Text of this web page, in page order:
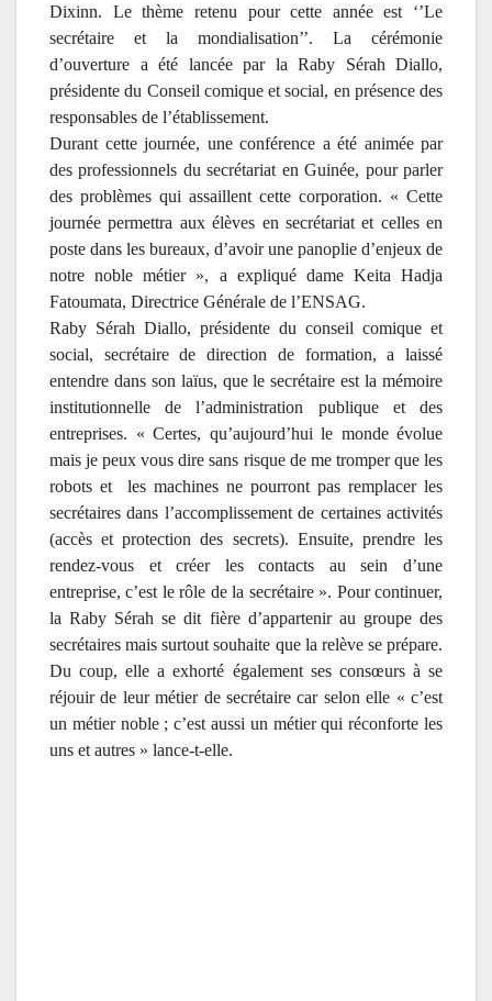
Dixinn. Le thème retenu pour cette année est ‘’Le
secrétaire et la mondialisation’’. La cérémonie
d’ouverture a été lancée par la Raby Sérah Diallo,
présidente du Conseil comique et social, en présence des
responsables de l’établissement.
Durant cette journée, une conférence a été animée par
des professionnels du secrétariat en Guinée, pour parler
des problèmes qui assaillent cette corporation. « Cette
journée permettra aux élèves en secrétariat et celles en
poste dans les bureaux, d’avoir une panoplie d’enjeux de
notre noble métier », a expliqué dame Keita Hadja
Fatoumata, Directrice Générale de l’ENSAG.
Raby Sérah Diallo, présidente du conseil comique et
social, secrétaire de direction de formation, a laissé
entendre dans son laïus, que le secrétaire est la mémoire
institutionnelle de l’administration publique et des
entreprises. « Certes, qu’aujourd’hui le monde évolue
mais je peux vous dire sans risque de me tromper que les
robots et les machines ne pourront pas remplacer les
secrétaires dans l’accomplissement de certaines activités
(accès et protection des secrets). Ensuite, prendre les
rendez-vous et créer les contacts au sein d’une
entreprise, c’est le rôle de la secrétaire ». Pour continuer,
la Raby Sérah se dit fière d’appartenir au groupe des
secrétaires mais surtout souhaite que la relève se prépare.
Du coup, elle a exhorté également ses consœurs à se
réjouir de leur métier de secrétaire car selon elle « c’est
un métier noble ; c’est aussi un métier qui réconforte les
uns et autres » lance-t-elle.